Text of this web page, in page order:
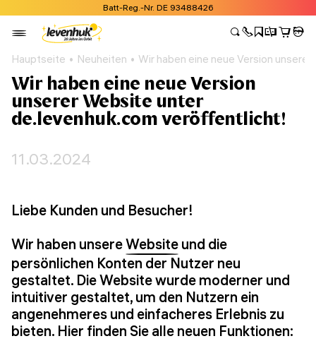
Batt-Reg.-Nr. DE 93488426
Hauptseite Neuheiten Wir haben eine neue Version
Wir haben eine neue Version
unserer Website unter
de.levenhuk.com veröffentlicht!
11.03.2024
Liebe Kunden und Besucher!
Wir haben unsereWebsite und die
persönlichen Konten der Nutzer neu
gestaltet. Die Website wurde moderner und
intuitiver gestaltet, um den Nutzern ein
angenehmeres und einfacheres Erlebnis zu
bieten. Hier finden Sie alle neuen Funktionen: